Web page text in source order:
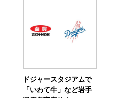
ドジャースタジアムで
「いわて牛」など岩手